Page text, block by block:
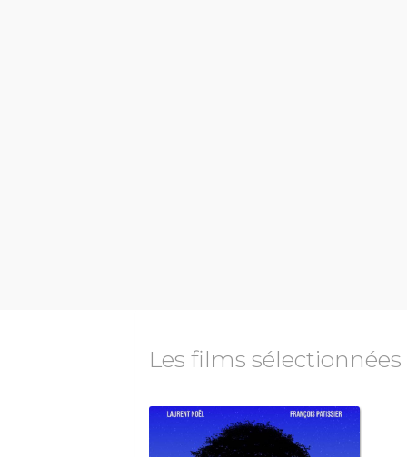
Les films sélectionnées